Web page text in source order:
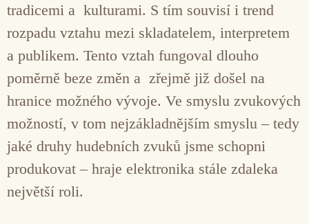
tradicemi a kulturami. S tím souvisí i trend
rozpadu vztahu mezi skladatelem, interpretem
a publikem. Tento vztah fungoval dlouho
poměrně beze změn a zřejmě již došel na
hranice možného vývoje. Ve smyslu zvukových
možností, v tom nejzákladnějším smyslu – tedy
jaké druhy hudebních zvuků jsme schopni
produkovat – hraje elektronika stále zdaleka
největší roli.